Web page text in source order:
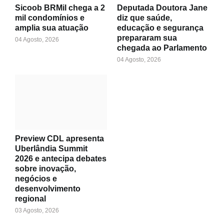
Sicoob BRMil chega a 2
mil condomínios e
amplia sua atuação
04 Agosto, 2026
Deputada Doutora Jane
diz que saúde,
educação e segurança
prepararam sua
chegada ao Parlamento
04 Agosto, 2026
Preview CDL apresenta
Uberlândia Summit
2026 e antecipa debates
sobre inovação,
negócios e
desenvolvimento
regional
03 Agosto, 2026